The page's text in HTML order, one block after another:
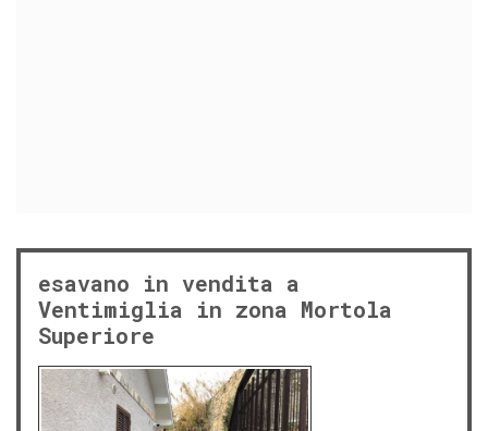
esavano in vendita a
Ventimiglia in zona Mortola
Superiore